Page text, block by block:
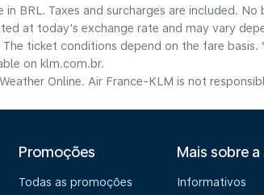
BRL. Taxes and surcharges are included.
at today's exchange rate and may vary
ticket conditions depend on the fare basis.
on klm.com.br.
Online. Air France-KLM is not
Promoções
Todas as promoções
Mais sobre a
Informativos